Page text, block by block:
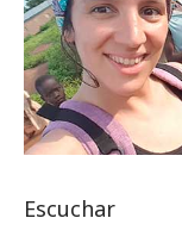
Escuchar